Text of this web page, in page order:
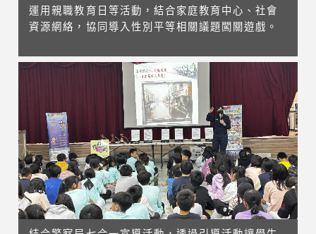
運用親職教育日等活動，結合家庭教育中心、社會
資源網絡，協同導入性別平等相關議題闖關遊戲。